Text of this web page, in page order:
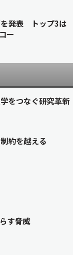
を発表 トップ3は
ー
をつなぐ研究革新
約を越える
す脅威